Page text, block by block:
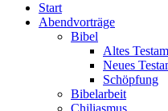
Start
Abendvorträge
Bibel
Altes
Neues
Schöpfung
Bibelarbeit